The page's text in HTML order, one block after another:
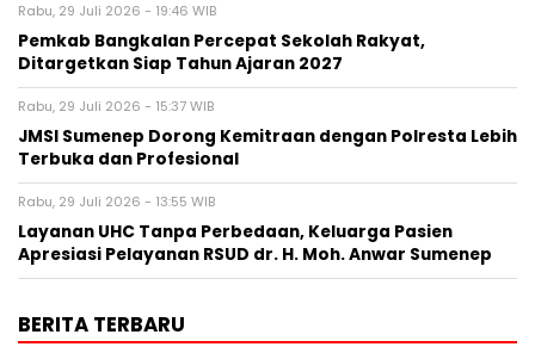
Rabu, 29 Juli 2026 - 19:46 WIB
Pemkab Bangkalan Percepat Sekolah Rakyat,
Ditargetkan Siap Tahun Ajaran 2027
Rabu, 29 Juli 2026 - 15:37 WIB
JMSI Sumenep Dorong Kemitraan dengan Polresta Lebih
Terbuka dan Profesional
Rabu, 29 Juli 2026 - 13:55 WIB
Layanan UHC Tanpa Perbedaan, Keluarga Pasien
Apresiasi Pelayanan RSUD dr. H. Moh. Anwar Sumenep
BERITA TERBARU